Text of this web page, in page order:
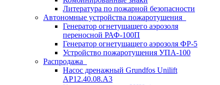
Литература по пожарной безопасности
Автономные устройства пожаротушения
Генератор огнетушащего аэрозоля
переносной РАФ-100П
Генератор огнетушащего аэрозоля ФР-5
Устройство пожаротушения УПА-100
Распродажа
Насос дренажный Grundfos Unilift
АP12.40.08.A3